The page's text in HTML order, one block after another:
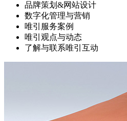
品牌策划&网站设计
数字化管理与营销
唯引服务案例
唯引观点与动态
了解与联系唯引互动